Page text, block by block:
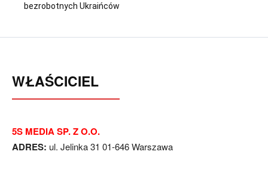
bezrobotnych Ukraińców
WŁAŚCICIEL
5S MEDIA SP. Z O.O.
ADRES: ul. Jelinka 31 01-646 Warszawa